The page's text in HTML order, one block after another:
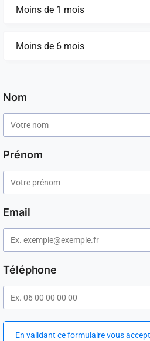
Moins de 1 mois
Moins de 6 mois
Nom
Prénom
Email
Téléphone
En validant ce formulaire vous